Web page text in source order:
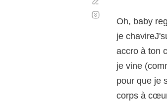
Oh, baby
je
accro à ton
je vine
pour que je
corps à
automático